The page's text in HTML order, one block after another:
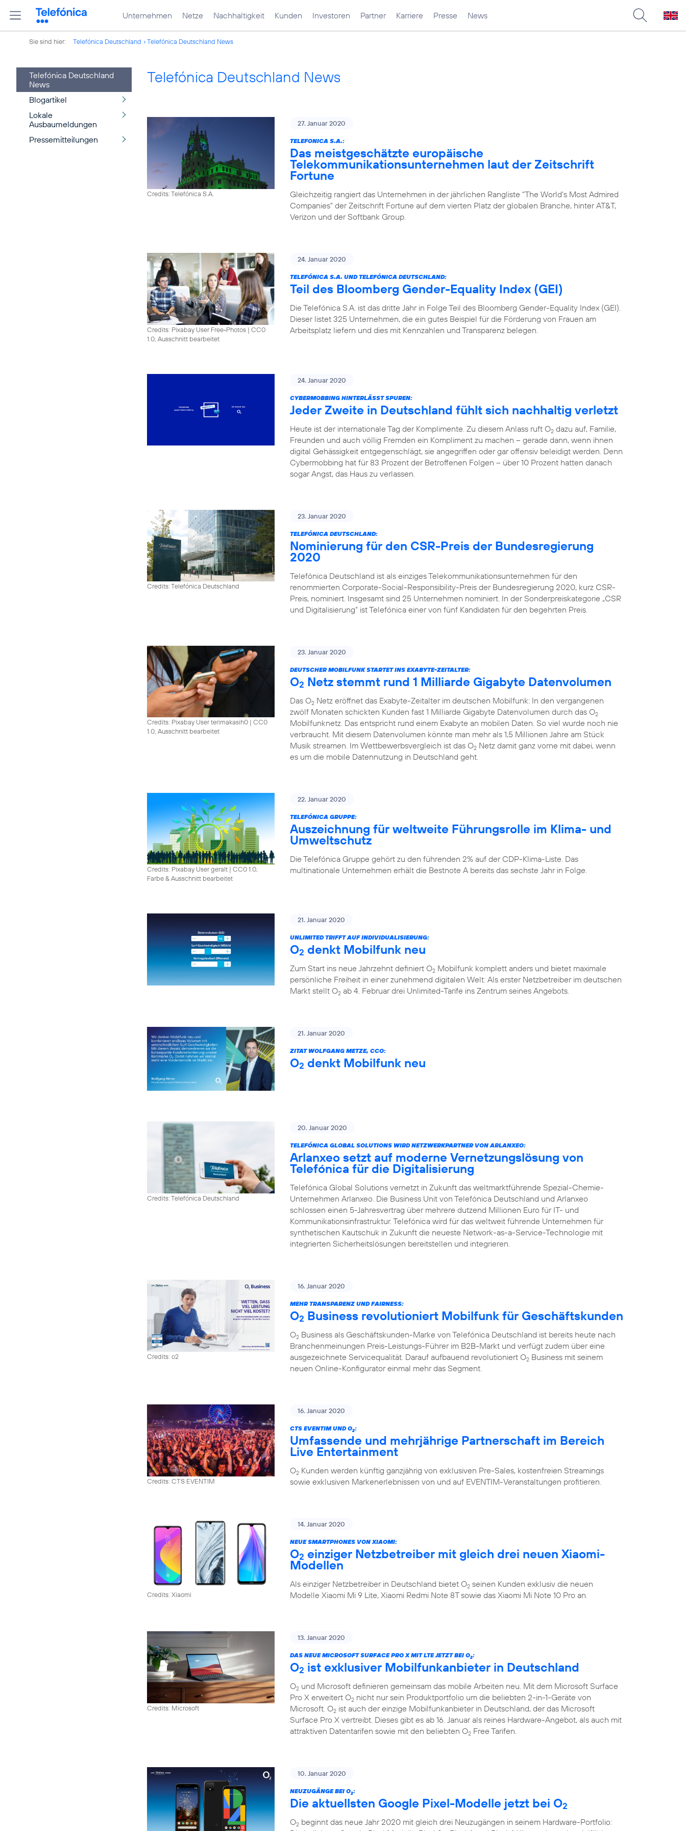
Unternehmen Netze Nachhaltigkeit Kunden Investoren Partner Karriere Presse News
Sie sind hier: Telefónica Deutschland Telefónica Deutschland News
Telefónica Deutschland
News
Blogartikel
Lokale
Ausbaumeldungen
Pressemitteilungen
Telefónica Deutschland News
Credits: Telefónica S.A.
27. Januar 2020
TELEFONICA S.A.:
Das meistgeschätzte europäische
Telekommunikationsunternehmen laut der Zeitschrift
Fortune
Gleichzeitig rangiert das Unternehmen in der jährlichen Rangliste "The World's Most Admired
Companies" der Zeitschrift Fortune auf dem vierten Platz der globalen Branche, hinter AT&T,
Verizon und der Softbank Group.
Credits: Pixabay User Free-Photos | CC0
1.0, Ausschnitt bearbeitet
24. Januar 2020
TELEFÓNICA S.A. UND TELEFÓNICA DEUTSCHLAND:
Teil des Bloomberg Gender-Equality Index (GEI)
Die Telefónica S.A. ist das dritte Jahr in Folge Teil des Bloomberg Gender-Equality Index (GEI).
Dieser listet 325 Unternehmen, die ein gutes Beispiel für die Förderung von Frauen am
Arbeitsplatz liefern und dies mit Kennzahlen und Transparenz belegen.
24. Januar 2020
CYBERMOBBING HINTERLÄSST SPUREN:
Jeder Zweite in Deutschland fühlt sich nachhaltig verletzt
Heute ist der internationale Tag der Komplimente. Zu diesem Anlass ruft O2 dazu auf, Familie,
Freunden und auch völlig Fremden ein Kompliment zu machen – gerade dann, wenn ihnen
digital Gehässigkeit entgegenschlägt, sie angegriffen oder gar offensiv beleidigt werden. Denn
Cybermobbing hat für 83 Prozent der Betroffenen Folgen – über 10 Prozent hatten danach
sogar Angst, das Haus zu verlassen.
Credits: Telefónica Deutschland
23. Januar 2020
TELEFÓNICA DEUTSCHLAND:
Nominierung für den CSR-Preis der Bundesregierung
2020
Telefónica Deutschland ist als einziges Telekommunikationsunternehmen für den
renommierten Corporate-Social-Responsibility-Preis der Bundesregierung 2020, kurz CSR-
Preis, nominiert. Insgesamt sind 25 Unternehmen nominiert. In der Sonderpreiskategorie „CSR
und Digitalisierung“ ist Telefónica einer von fünf Kandidaten für den begehrten Preis.
Credits: Pixabay User terimakasih0 | CC0
1.0, Ausschnitt bearbeitet
23. Januar 2020
DEUTSCHER MOBILFUNK STARTET INS EXABYTE-ZEITALTER:
O2 Netz stemmt rund 1 Milliarde Gigabyte Datenvolumen
Das O2 Netz eröffnet das Exabyte-Zeitalter im deutschen Mobilfunk: In den vergangenen
zwölf Monaten schickten Kunden fast 1 Milliarde Gigabyte Datenvolumen durch das O2
Mobilfunknetz. Das entspricht rund einem Exabyte an mobilen Daten. So viel wurde noch nie
verbraucht. Mit diesem Datenvolumen könnte man mehr als 1,5 Millionen Jahre am Stück
Musik streamen. Im Wettbewerbsvergleich ist das O2 Netz damit ganz vorne mit dabei, wenn
es um die mobile Datennutzung in Deutschland geht.
Credits: Pixabay User geralt | CC0 1.0,
Farbe & Ausschnitt bearbeitet
22. Januar 2020
TELEFÓNICA GRUPPE:
Auszeichnung für weltweite Führungsrolle im Klima- und
Umweltschutz
Die Telefónica Gruppe gehört zu den führenden 2% auf der CDP-Klima-Liste. Das
multinationale Unternehmen erhält die Bestnote A bereits das sechste Jahr in Folge.
21. Januar 2020
UNLIMITED TRIFFT AUF INDIVIDUALISIERUNG:
O2 denkt Mobilfunk neu
Zum Start ins neue Jahrzehnt definiert O2 Mobilfunk komplett anders und bietet maximale
persönliche Freiheit in einer zunehmend digitalen Welt: Als erster Netzbetreiber im deutschen
Markt stellt O2 ab 4. Februar drei Unlimited-Tarife ins Zentrum seines Angebots.
21. Januar 2020
ZITAT WOLFGANG METZE, CCO:
O2 denkt Mobilfunk neu
Credits: Telefónica Deutschland
20. Januar 2020
TELEFÓNICA GLOBAL SOLUTIONS WIRD NETZWERKPARTNER VON ARLANXEO:
Arlanxeo setzt auf moderne Vernetzungslösung von
Telefónica für die Digitalisierung
Telefónica Global Solutions vernetzt in Zukunft das weltmarktführende Spezial-Chemie-
Unternehmen Arlanxeo. Die Business Unit von Telefónica Deutschland und Arlanxeo
schlossen einen 5-Jahresvertrag über mehrere dutzend Millionen Euro für IT- und
Kommunikationsinfrastruktur. Telefónica wird für das weltweit führende Unternehmen für
synthetischen Kautschuk in Zukunft die neueste Network-as-a-Service-Technologie mit
integrierten Sicherheitslösungen bereitstellen und integrieren.
Credits: o2
16. Januar 2020
MEHR TRANSPARENZ UND FAIRNESS:
O2 Business revolutioniert Mobilfunk für Geschäftskunden
O2 Business als Geschäftskunden-Marke von Telefónica Deutschland ist bereits heute nach
Branchenmeinungen Preis-Leistungs-Führer im B2B-Markt und verfügt zudem über eine
ausgezeichnete Servicequalität. Darauf aufbauend revolutioniert O2 Business mit seinem
neuen Online-Konfigurator einmal mehr das Segment.
Credits: CTS EVENTIM
16. Januar 2020
CTS EVENTIM UND O2:
Umfassende und mehrjährige Partnerschaft im Bereich
Live Entertainment
O2 Kunden werden künftig ganzjährig von exklusiven Pre-Sales, kostenfreien Streamings
sowie exklusiven Markenerlebnissen von und auf EVENTIM-Veranstaltungen profitieren.
Credits: Xiaomi
14. Januar 2020
NEUE SMARTPHONES VON XIAOMI:
O2 einziger Netzbetreiber mit gleich drei neuen Xiaomi-
Modellen
Als einziger Netzbetreiber in Deutschland bietet O2 seinen Kunden exklusiv die neuen
Modelle Xiaomi Mi 9 Lite, Xiaomi Redmi Note 8T sowie das Xiaomi Mi Note 10 Pro an.
Credits: Microsoft
13. Januar 2020
DAS NEUE MICROSOFT SURFACE PRO X MIT LTE JETZT BEI O2:
O2 ist exklusiver Mobilfunkanbieter in Deutschland
O2 und Microsoft definieren gemeinsam das mobile Arbeiten neu. Mit dem Microsoft Surface
Pro X erweitert O2 nicht nur sein Produktportfolio um die beliebten 2-in-1-Geräte von
Microsoft. O2 ist auch der einzige Mobilfunkanbieter in Deutschland, der das Microsoft
Surface Pro X vertreibt. Dieses gibt es ab 16. Januar als reines Hardware-Angebot, als auch mit
attraktiven Datentarifen sowie mit den beliebten O2 Free Tarifen.
10. Januar 2020
NEUZUGÄNGE BEI O2:
Die aktuellsten Google Pixel-Modelle jetzt bei O2
O2 beginnt das neue Jahr 2020 mit gleich drei Neuzugängen in seinem Hardware-Portfolio: